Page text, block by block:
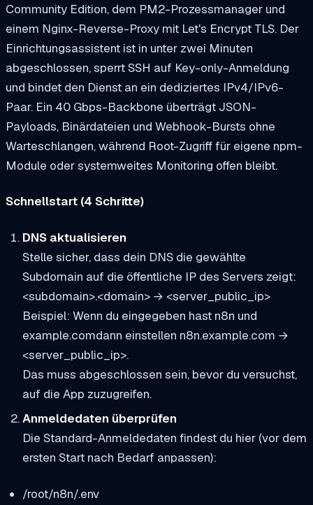
Community Edition, dem PM2-Prozessmanager und
einem Nginx-Reverse-Proxy mit Let's Encrypt TLS. Der
Einrichtungsassistent ist in unter zwei Minuten
abgeschlossen, sperrt SSH auf Key-only-Anmeldung
und bindet den Dienst an ein dediziertes IPv4/IPv6-
Paar. Ein 40 Gbps-Backbone überträgt JSON-
Payloads, Binärdateien und Webhook-Bursts ohne
Warteschlangen, während Root-Zugriff für eigene npm-
Module oder systemweites Monitoring offen bleibt.
Schnellstart (4 Schritte)
DNS aktualisieren
Stelle sicher, dass dein DNS die gewählte
Subdomain auf die öffentliche IP des Servers zeigt:
<subdomain>.<domain> → <server_public_ip>
Beispiel: Wenn du eingegeben hast n8n und
example.comdann einstellen n8n.example.com →
<server_public_ip>.
Das muss abgeschlossen sein, bevor du versuchst,
auf die App zuzugreifen.
Anmeldedaten überprüfen
Die Standard-Anmeldedaten findest du hier (vor dem
ersten Start nach Bedarf anpassen):
/root/n8n/.env